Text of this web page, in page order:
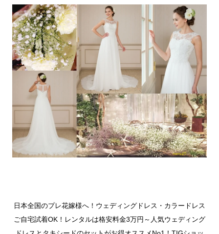
日本全国のプレ花嫁様へ！ウェディングドレス・カラードレス
ご自宅試着OK！レンタルは格安料金3万円～人気ウェディング